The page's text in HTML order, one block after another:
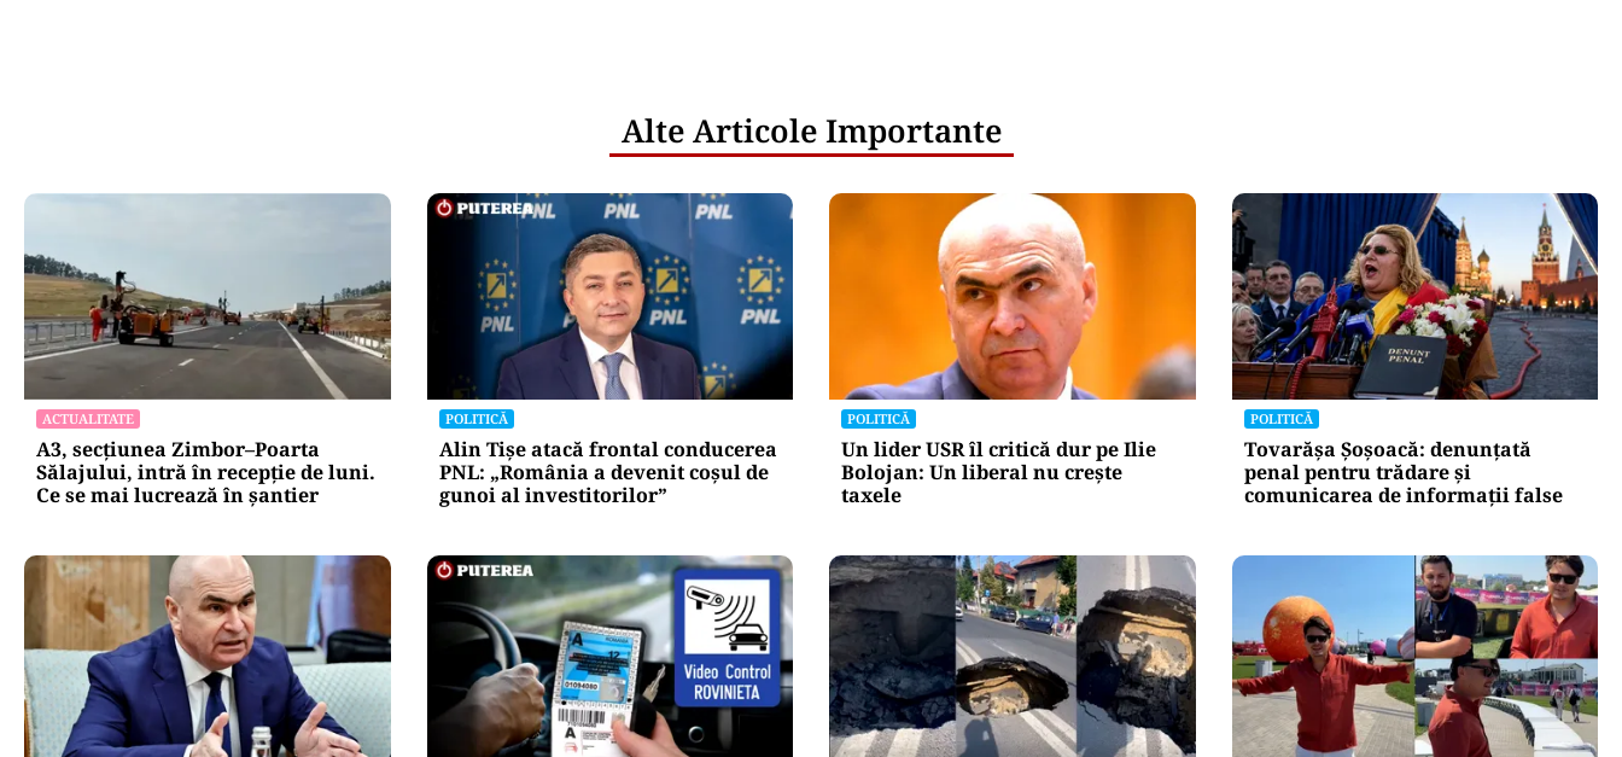
Alte Articole Importante
ACTUALITATE
A3, secțiunea Zimbor–Poarta
Sălajului, intră în recepție de luni.
Ce se mai lucrează în șantier
POLITICĂ
Alin Tișe atacă frontal conducerea
PNL: „România a devenit coșul de
gunoi al investitorilor”
POLITICĂ
Un lider USR îl critică dur pe Ilie
Bolojan: Un liberal nu crește
taxele
POLITICĂ
Tovarășa Șoșoacă: denunțată
penal pentru trădare și
comunicarea de informații false